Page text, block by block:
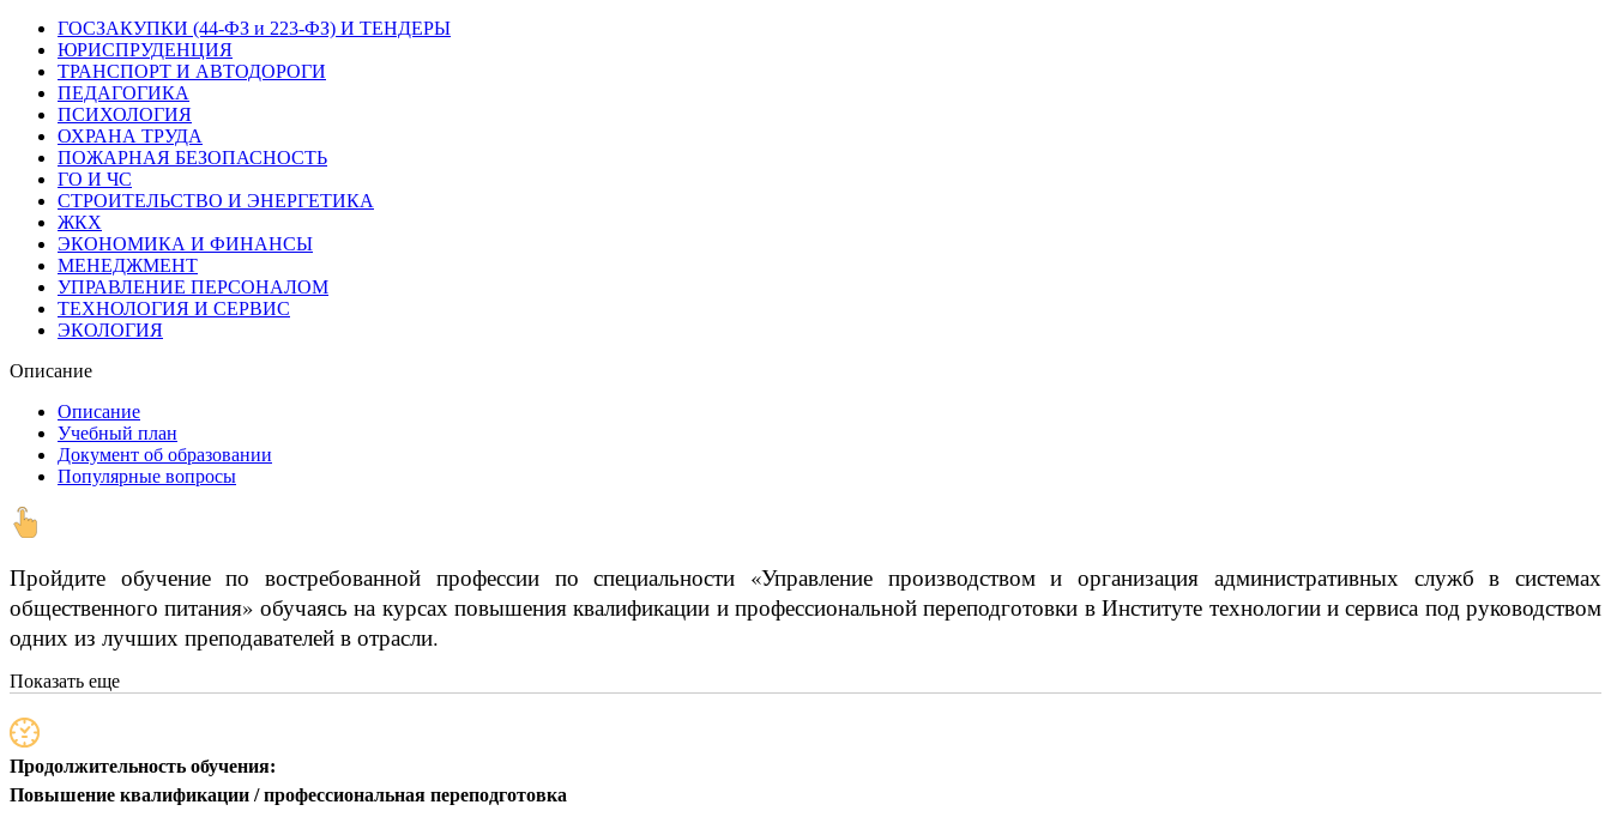
ГОСЗАКУПКИ (44-ФЗ и 223-ФЗ) И ТЕНДЕРЫ
ЮРИСПРУДЕНЦИЯ
ТРАНСПОРТ И АВТОДОРОГИ
ПЕДАГОГИКА
ПСИХОЛОГИЯ
ОХРАНА ТРУДА
ПОЖАРНАЯ БЕЗОПАСНОСТЬ
ГО И ЧС
СТРОИТЕЛЬСТВО И ЭНЕРГЕТИКА
ЖКХ
ЭКОНОМИКА И ФИНАНСЫ
МЕНЕДЖМЕНТ
УПРАВЛЕНИЕ ПЕРСОНАЛОМ
ТЕХНОЛОГИЯ И СЕРВИС
ЭКОЛОГИЯ
Описание
Описание
Учебный план
Документ об образовании
Популярные вопросы
Пройдите обучение по востребованной профессии по специальности «Управление производством и организация административных служб в системах
общественного питания» обучаясь на курсах повышения квалификации и профессиональной переподготовки в Институте технологии и сервиса под руководством
одних из лучших преподавателей в отрасли.
Показать еще
Продолжительность обучения:
Повышение квалификации / профессиональная переподготовка